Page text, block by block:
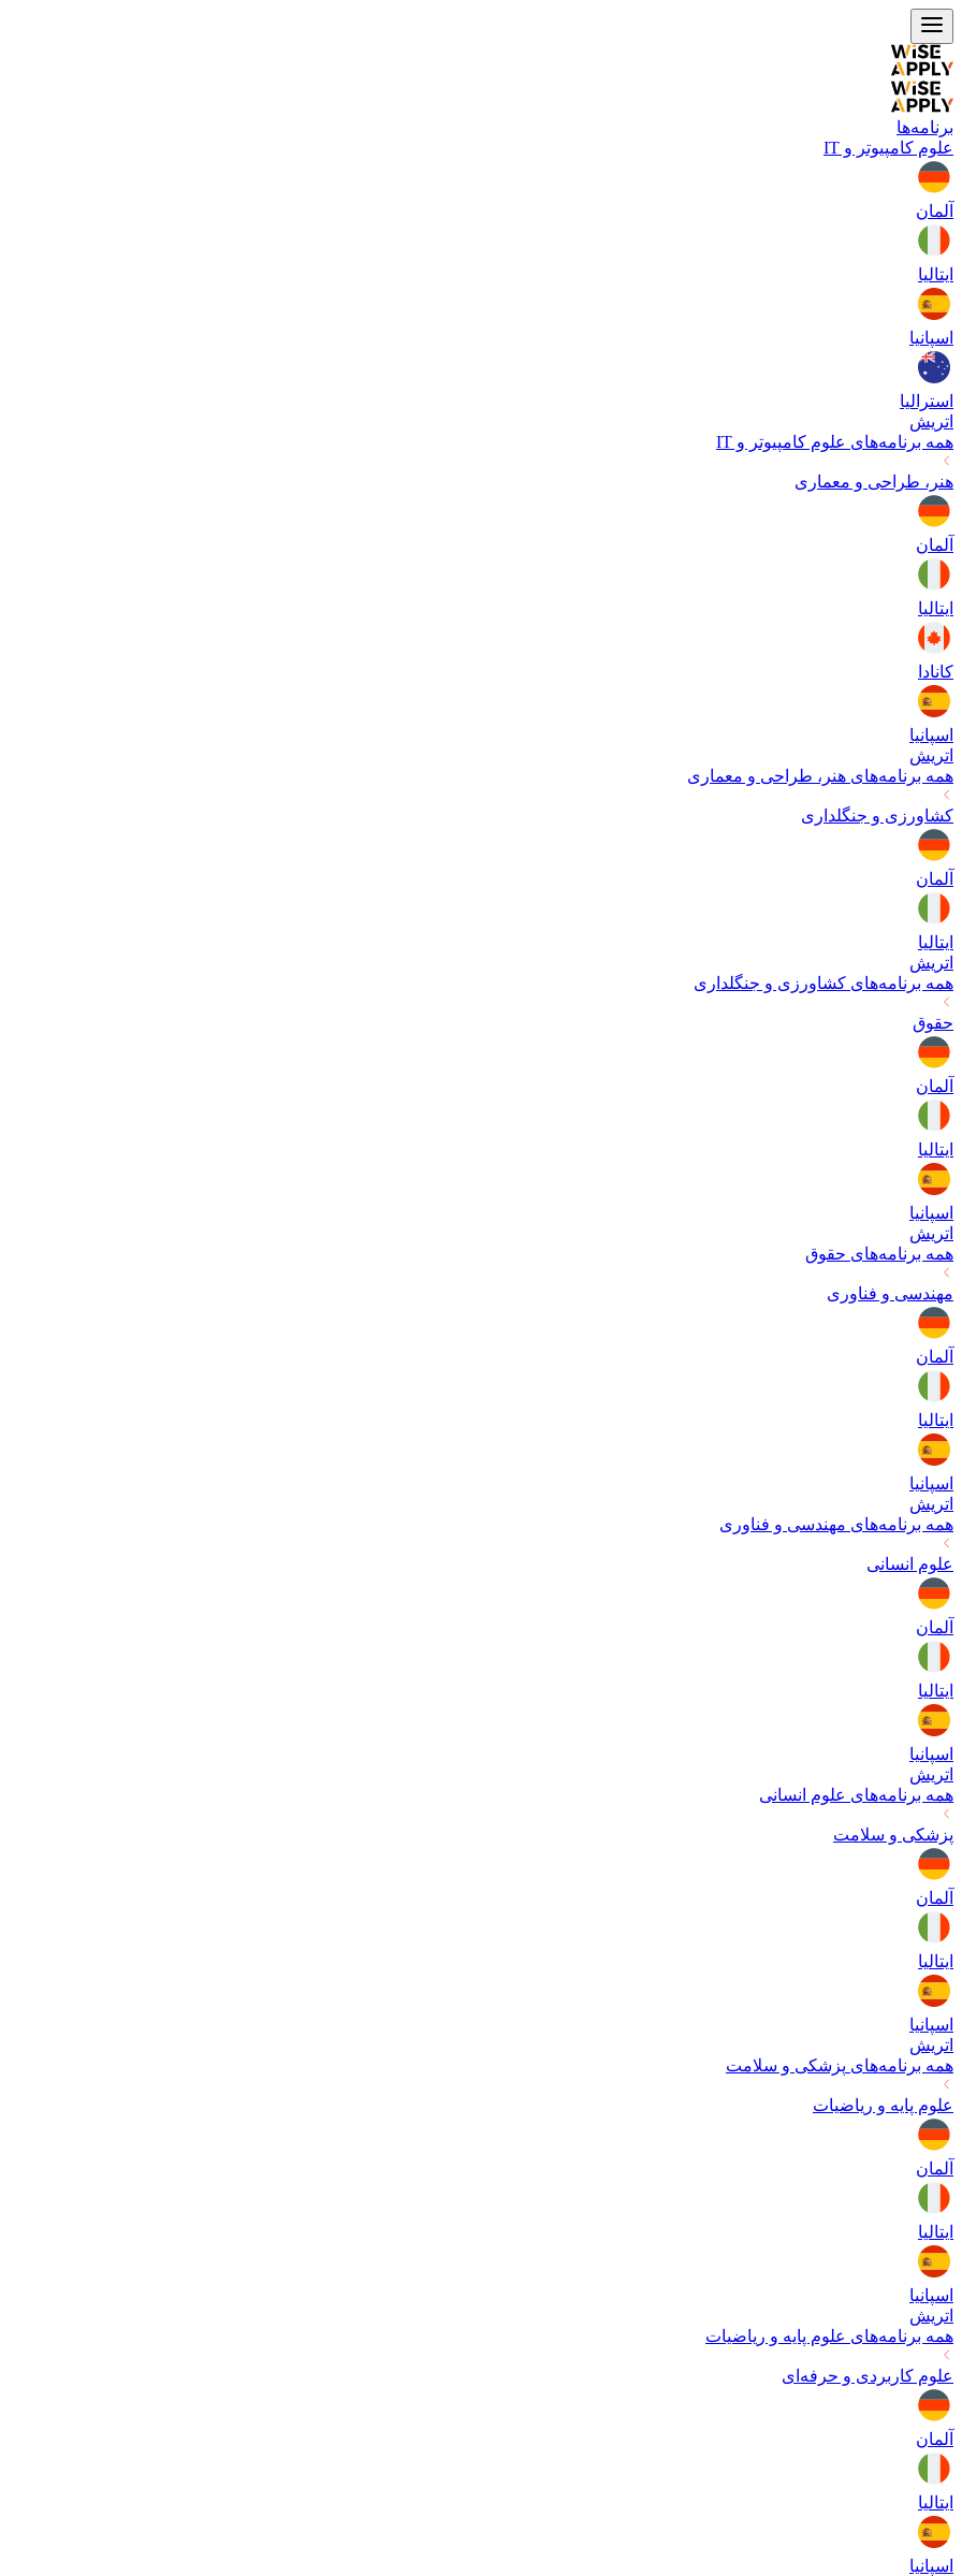
برنامه‌ها
علوم کامپیوتر و IT
آلمان
ایتالیا
اسپانیا
استرالیا
اتریش
همه برنامه‌های علوم کامپیوتر و IT
هنر، طراحی و معماری
آلمان
ایتالیا
کانادا
اسپانیا
اتریش
همه برنامه‌های هنر، طراحی و معماری
کشاورزی و جنگلداری
آلمان
ایتالیا
اتریش
همه برنامه‌های کشاورزی و جنگلداری
حقوق
آلمان
ایتالیا
اسپانیا
اتریش
همه برنامه‌های حقوق
مهندسی و فناوری
آلمان
ایتالیا
اسپانیا
اتریش
همه برنامه‌های مهندسی و فناوری
علوم انسانی
آلمان
ایتالیا
اسپانیا
اتریش
همه برنامه‌های علوم انسانی
پزشکی و سلامت
آلمان
ایتالیا
اسپانیا
اتریش
همه برنامه‌های پزشکی و سلامت
علوم پایه و ریاضیات
آلمان
ایتالیا
اسپانیا
اتریش
همه برنامه‌های علوم پایه و ریاضیات
علوم کاربردی و حرفه‌ای
آلمان
ایتالیا
اسپانیا